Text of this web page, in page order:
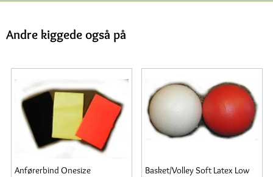
Andre kiggede også på
Anførerbind Onesize
Basket/Volley Soft Latex Low